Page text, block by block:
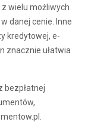
wielu możliwych
danej cenie. Inne
kredytowej, e-
znacznie ułatwia
bezpłatnej